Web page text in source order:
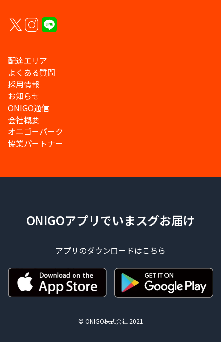
配達エリア
よくある質問
採用情報
お知らせ
ONIGO通信
会社概要
オニゴーパーク
協業パートナー
ONIGOアプリでいまスグお届け
アプリのダウンロードはこちら
© ONIGO株式会社 2021